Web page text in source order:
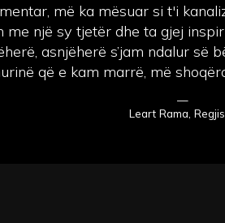
më ka mësuar si t'i
me një sy tjetër dhe ta gjej
asnjëherë s’jam ndalur së
që e kam marrë, më
—
Leart Rama,